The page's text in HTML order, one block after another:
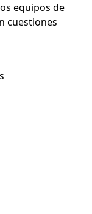
equipos de
cuestiones